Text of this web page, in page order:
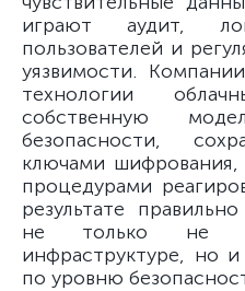
играют аудит,
пользователей и
уязвимости.
технологии
собственную
безопасности,
ключами
процедурами
результате
не только не
инфраструктуре, но
по уровню